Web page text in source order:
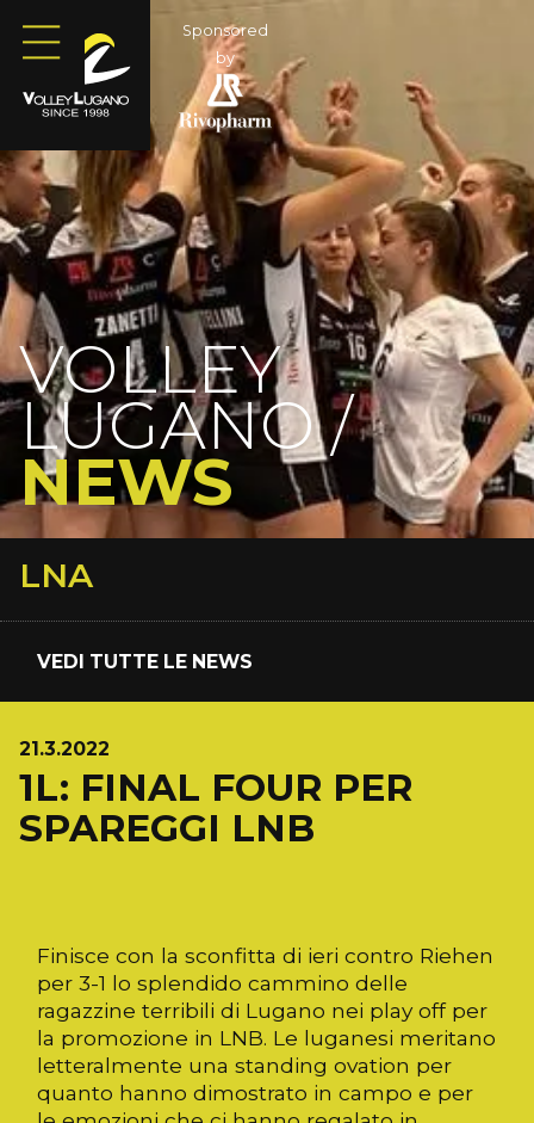
Sponsored
by
VOLLEY
LUGANO /
NEWS
LNA
VEDI TUTTE LE NEWS
21.3.2022
1L: FINAL FOUR PER
SPAREGGI LNB
Finisce con la sconfitta di ieri contro Riehen
per 3-1 lo splendido cammino delle
ragazzine terribili di Lugano nei play off per
la promozione in LNB. Le luganesi meritano
letteralmente una standing ovation per
quanto hanno dimostrato in campo e per